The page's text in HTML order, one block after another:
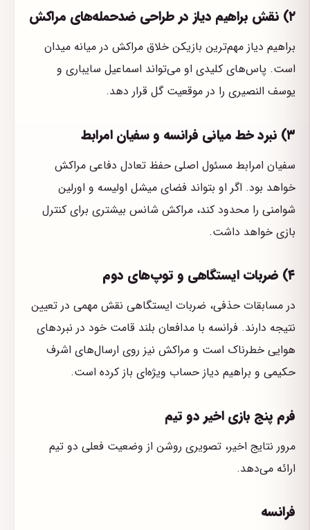
۲) نقش براهیم دیاز در طراحی ضدحمله‌های مراکش
براهیم دیاز مهم‌ترین بازیکن خلاق مراکش در میانه میدان
است. پاس‌های کلیدی او می‌تواند اسماعیل سایباری و
یوسف النصیری را در موقعیت گل قرار دهد.
۳) نبرد خط میانی فرانسه و سفیان امرابط
سفیان امرابط مسئول اصلی حفظ تعادل دفاعی مراکش
خواهد بود. اگر او بتواند فضای میشل اولیسه و اورلین
شوامنی را محدود کند، مراکش شانس بیشتری برای کنترل
بازی خواهد داشت.
۴) ضربات ایستگاهی و توپ‌های دوم
در مسابقات حذفی، ضربات ایستگاهی نقش مهمی در تعیین
نتیجه دارند. فرانسه با مدافعان بلند قامت خود در نبردهای
هوایی خطرناک است و مراکش نیز روی ارسال‌های اشرف
حکیمی و براهیم دیاز حساب ویژه‌ای باز کرده است.
فرم پنج بازی اخیر دو تیم
مرور نتایج اخیر، تصویری روشن از وضعیت فعلی دو تیم
ارائه می‌دهد.
فرانسه